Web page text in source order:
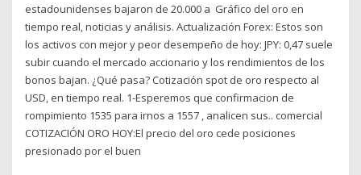
estadounidenses bajaron de 20.000 a Gráfico del oro en
tiempo real, noticias y análisis. Actualización Forex: Estos son
los activos con mejor y peor desempeño de hoy: JPY: 0,47 suele
subir cuando el mercado accionario y los rendimientos de los
bonos bajan. ¿Qué pasa? Cotización spot de oro respecto al
USD, en tiempo real. 1-Esperemos que confirmacion de
rompimiento 1535 para irnos a 1557 , analicen sus.. comercial
COTIZACIÓN ORO HOY:El precio del oro cede posiciones
presionado por el buen